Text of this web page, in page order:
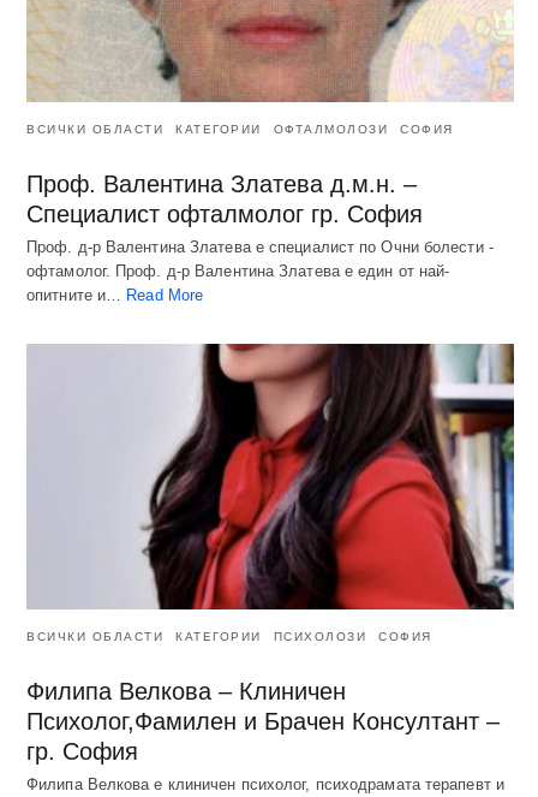
ВСИЧКИ ОБЛАСТИ КАТЕГОРИИ ОФТАЛМОЛОЗИ СОФИЯ
Проф. Валентина Златева д.м.н. –
Специалист офталмолог гр. София
Проф. д-р Валентина Златева е специалист по Очни болести -
офтамолог. Проф. д-р Валентина Златева е един от най-
опитните и… Read More
ВСИЧКИ ОБЛАСТИ КАТЕГОРИИ ПСИХОЛОЗИ СОФИЯ
Филипа Велкова – Клиничен
Психолог,Фамилен и Брачен Консултант –
гр. София
Филипа Велкова е клиничен психолог, психодрамата терапевт и